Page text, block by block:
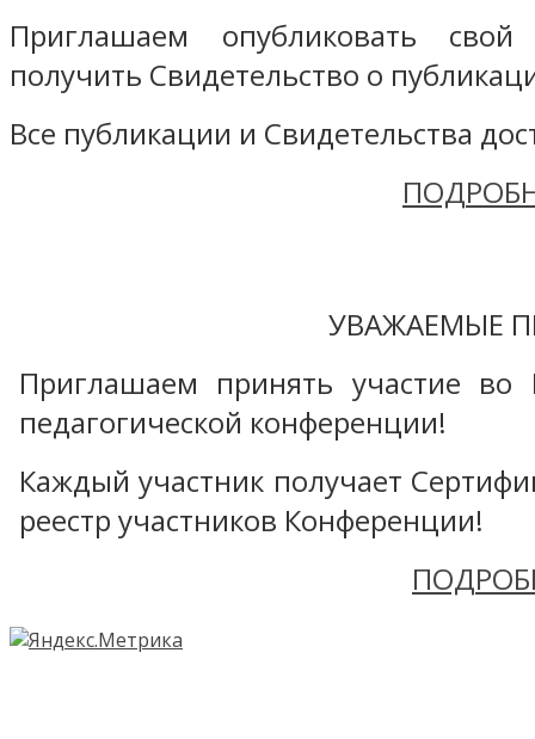
Приглашаем опубликовать
получить Свидетельство о
Все публикации и Свидетельства
УВАЖАЕМЫЕ
Приглашаем принять участие во
педагогической конференции!
Каждый участник получает
реестр участников Конференции!